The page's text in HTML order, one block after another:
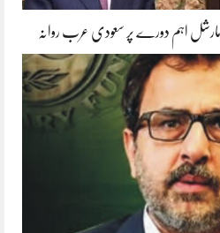
مارشل اہم دورے پر سعودی عرب روانہ